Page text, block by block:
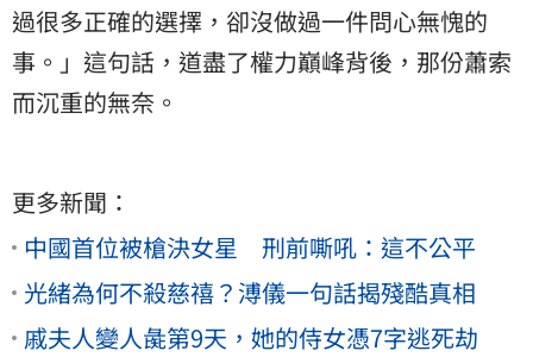
過很多正確的選擇，卻沒做過一件問心無愧的
事。」這句話，道盡了權力巔峰背後，那份蕭索
而沉重的無奈。
更多新聞：
中國首位被槍決女星 刑前嘶吼：這不公平
光緒為何不殺慈禧？溥儀一句話揭殘酷真相
戚夫人變人彘第9天，她的侍女憑7字逃死劫